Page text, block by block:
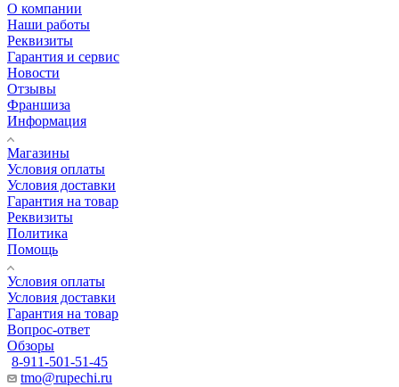
О компании
Наши работы
Реквизиты
Гарантия и сервис
Новости
Отзывы
Франшиза
Информация
Магазины
Условия оплаты
Условия доставки
Гарантия на товар
Реквизиты
Политика
Помощь
Условия оплаты
Условия доставки
Гарантия на товар
Вопрос-ответ
Обзоры
8-911-501-51-45
tmo@rupechi.ru